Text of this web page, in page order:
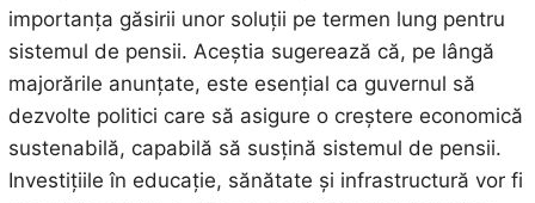
importanța găsirii unor soluții pe termen lung pentru
sistemul de pensii. Aceștia sugerează că, pe lângă
majorările anunțate, este esențial ca guvernul să
dezvolte politici care să asigure o creștere economică
sustenabilă, capabilă să susțină sistemul de pensii.
Investițiile în educație, sănătate și infrastructură vor fi